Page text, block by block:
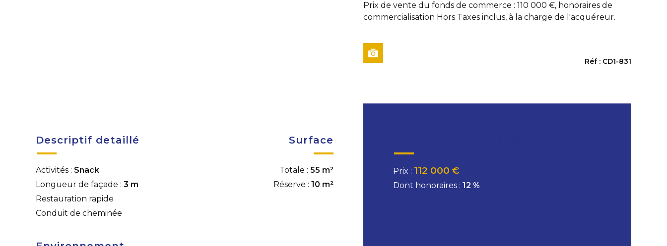
Prix de vente du fonds de commerce : 110 000 €, honoraires de
commercialisation Hors Taxes inclus, à la charge de l'acquéreur.
Réf : CD1-831
Descriptif detaillé
Activités : Snack
Longueur de façade : 3 m
Restauration rapide
Conduit de cheminée
Surface
Totale : 55 m²
Réserve : 10 m²
Prix : 112 000 €
Dont honoraires : 12 %